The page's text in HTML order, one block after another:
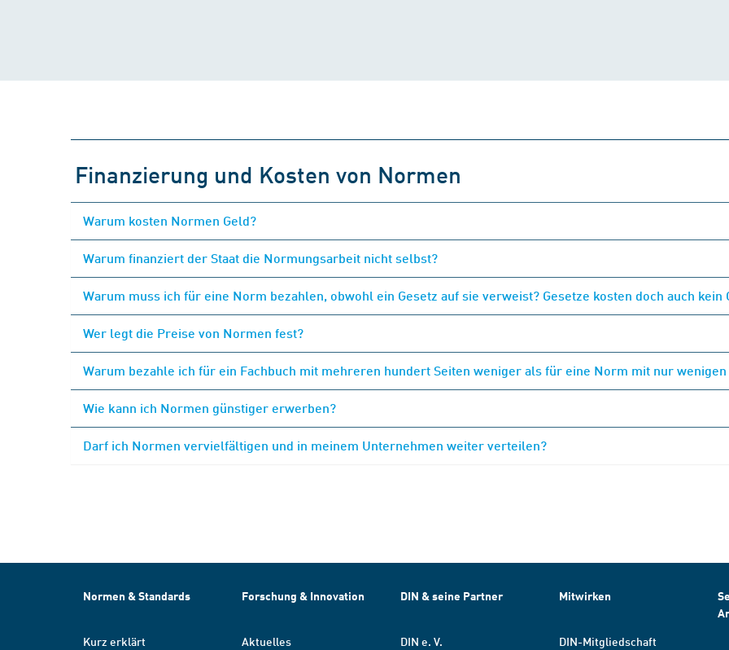
Finanzierung und Kosten von Normen
Warum kosten Normen Geld?
Warum finanziert der Staat die Normungsarbeit nicht selbst?
Warum muss ich für eine Norm bezahlen, obwohl ein Gesetz auf sie verweist? Gesetze kosten doch auch kein
Wer legt die Preise von Normen fest?
Warum bezahle ich für ein Fachbuch mit mehreren hundert Seiten weniger als für eine Norm mit nur wenigen
Wie kann ich Normen günstiger erwerben?
Darf ich Normen vervielfältigen und in meinem Unternehmen weiter verteilen?
Normen & Standards
Kurz erklärt
Forschung & Innovation
Aktuelles
DIN & seine Partner
DIN e. V.
Mitwirken
DIN-Mitgliedschaft